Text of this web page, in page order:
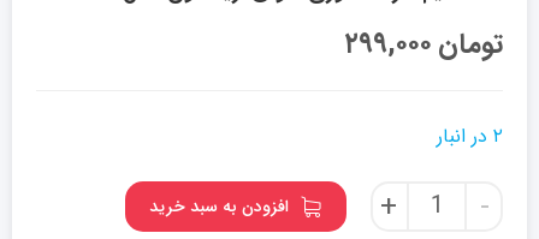
۲۹۹,۰۰۰تومان
۲ در انبار
-
فلت
سیم
+ افزودن به سبد خرید